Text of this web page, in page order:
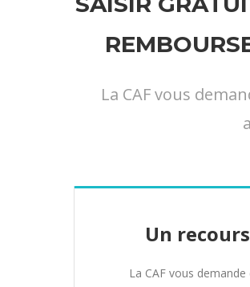
La CAF vous
Un
La CAF vous